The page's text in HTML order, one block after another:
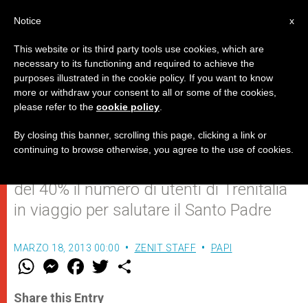
Migliaia di fedeli in arrivo in treno
a Roma
del 40% il numero di utenti di Trenitalia
in viaggio per salutare il Santo Padre
MARZO 18, 2013 00:00 ZENIT STAFF PAPI
W
t
M
e
s
F
a
e
w
Share this Entry
x
Notice
This website or its third party tools use cookies, which are
necessary to its functioning and required to achieve the
purposes illustrated in the cookie policy. If you want to know
more or withdraw your consent to all or some of the cookies,
please refer to the cookie policy
By closing this banner, scrolling this page, clicking a link or
continuing to browse otherwise, you agree to the use of cookies.